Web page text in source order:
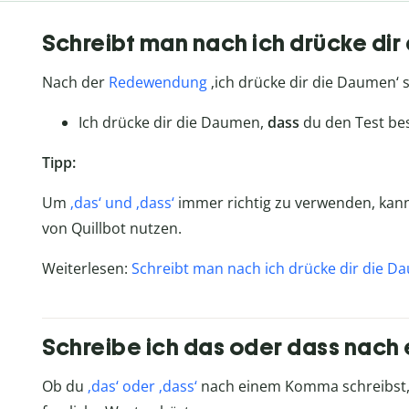
Schreibt man nach ich drücke
Nach der Redewendung ‚ich drücke dir die
Ich drücke dir die Daumen, dass du den Test
Tipp:
Um ‚das‘ und ‚dass‘ immer richtig zu verwenden,
von Quillbot nutzen.
Weiterlesen: Schreibt man nach ich drücke dir die
Schreibe ich das oder dass nach
Ob du ‚das‘ oder ‚dass‘ nach einem Komma